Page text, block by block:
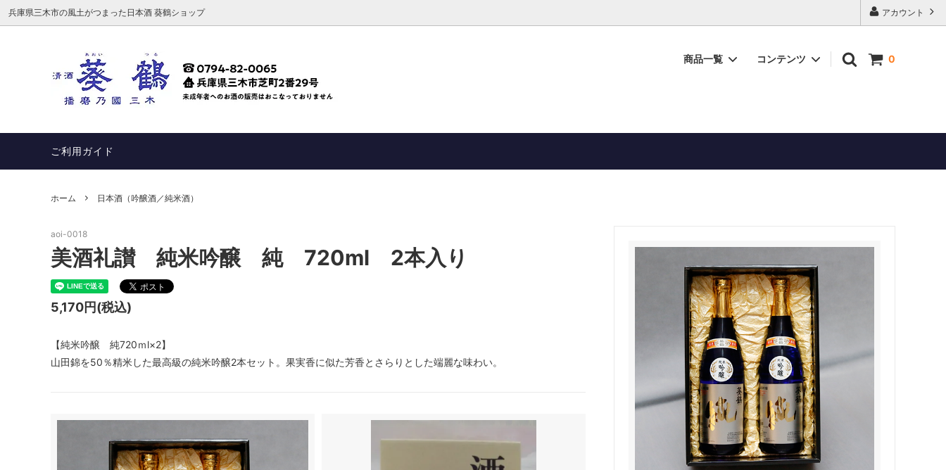
アカウント
兵庫県三木市の風土がつまった日本酒 葵鶴ショップ
0
商品一覧
日本酒（吟醸酒／純米酒）
コンテンツ
会社概要
ご利用ガイド
ホーム 日本酒（吟醸酒／純米酒）
aoi-0018
美酒礼讃 純米吟醸 純 720ml 2本入り
5,170円(税込)
【純米吟醸 純720ｍl×2】
山田錦を50％精米した最高級の純米吟醸2本セット。果実香に似た芳香とさらりとした端麗な味わい。